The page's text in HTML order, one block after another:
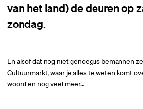
van het land) de deuren op
zondag.
En alsof dat nog niet genoeg.is bemannen
Cultuurmarkt, waar je alles te weten komt
woord en nog veel meer…